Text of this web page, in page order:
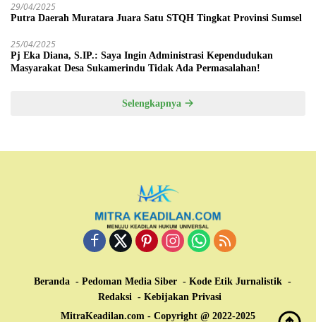
29/04/2025
Putra Daerah Muratara Juara Satu STQH Tingkat Provinsi Sumsel
25/04/2025
Pj Eka Diana, S.IP.: Saya Ingin Administrasi Kependudukan
Masyarakat Desa Sukamerindu Tidak Ada Permasalahan!
Selengkapnya
Beranda Pedoman Media Siber
Kode Etik Jurnalistik
Redaksi
Kebijakan Privasi
MitraKeadilan.com - Copyright @ 2022-2025